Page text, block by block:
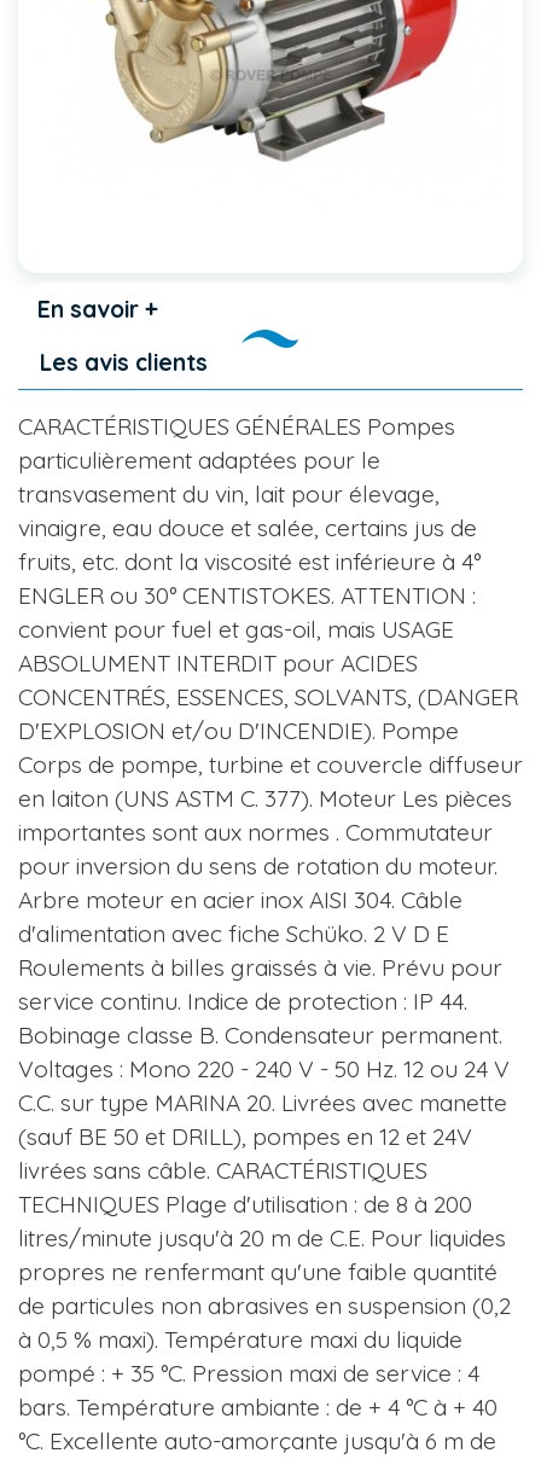
En savoir +
Les avis clients
CARACTÉRISTIQUES GÉNÉRALES Pompes
particulièrement adaptées pour le
transvasement du vin, lait pour élevage,
vinaigre, eau douce et salée, certains jus de
fruits, etc. dont la viscosité est inférieure à 4°
ENGLER ou 30° CENTISTOKES. ATTENTION :
convient pour fuel et gas-oil, mais USAGE
ABSOLUMENT INTERDIT pour ACIDES
CONCENTRÉS, ESSENCES, SOLVANTS, (DANGER
D'EXPLOSION et/ou D'INCENDIE). Pompe
Corps de pompe, turbine et couvercle diffuseur
en laiton (UNS ASTM C. 377). Moteur Les pièces
importantes sont aux normes . Commutateur
pour inversion du sens de rotation du moteur.
Arbre moteur en acier inox AISI 304. Câble
d'alimentation avec fiche Schüko. 2 V D E
Roulements à billes graissés à vie. Prévu pour
service continu. Indice de protection : IP 44.
Bobinage classe B. Condensateur permanent.
Voltages : Mono 220 - 240 V - 50 Hz. 12 ou 24 V
C.C. sur type MARINA 20. Livrées avec manette
(sauf BE 50 et DRILL), pompes en 12 et 24V
livrées sans câble. CARACTÉRISTIQUES
TECHNIQUES Plage d'utilisation : de 8 à 200
litres/minute jusqu'à 20 m de C.E. Pour liquides
propres ne renfermant qu'une faible quantité
de particules non abrasives en suspension (0,2
à 0,5 % maxi). Température maxi du liquide
pompé : + 35 °C. Pression maxi de service : 4
bars. Température ambiante : de + 4 °C à + 40
°C. Excellente auto-amorçante jusqu'à 6 m de